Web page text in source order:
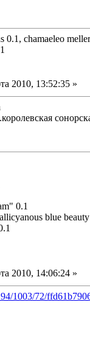
0.1, chamaeleo
2010, 13:52:35 »
0.1
blue
2010, 14:06:24 »
1003/72/